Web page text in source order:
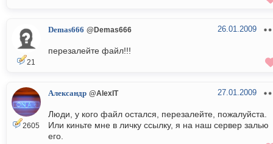
21
Demas666 @Demas666 26.01.2009
перезалейте файл!!!
2605
Александр @AlexIT 27.01.2009
Люди, у кого файл остался, перезалейте, пожалуйста.
Или киньте мне в личку ссылку, я на наш сервер залью
его.